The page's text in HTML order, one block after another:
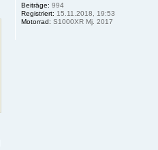
Beiträge: 994
Registriert: 15.11.2018, 19:53
Motorrad: S1000XR Mj. 2017